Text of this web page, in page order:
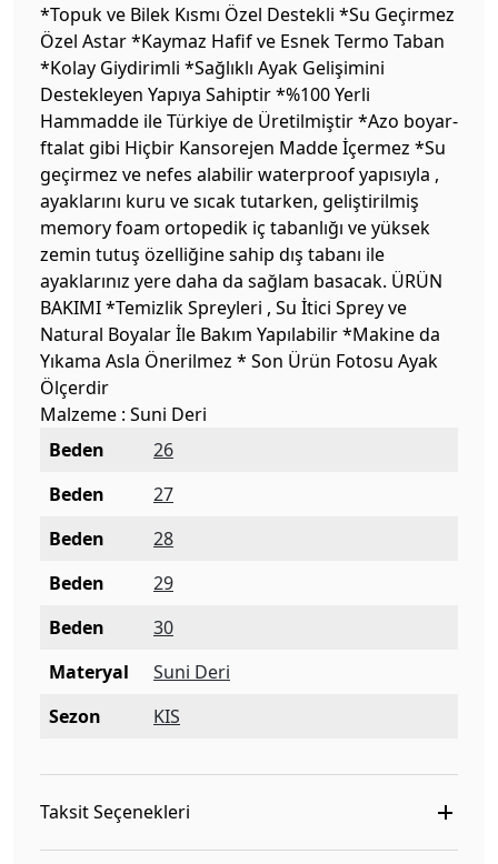
*Topuk ve Bilek Kısmı Özel Destekli *Su Geçirmez
Özel Astar *Kaymaz Hafif ve Esnek Termo Taban
*Kolay Giydirimli *Sağlıklı Ayak Gelişimini
Destekleyen Yapıya Sahiptir *%100 Yerli
Hammadde ile Türkiye de Üretilmiştir *Azo boyar-
ftalat gibi Hiçbir Kansorejen Madde İçermez *Su
geçirmez ve nefes alabilir waterproof yapısıyla ,
ayaklarını kuru ve sıcak tutarken, geliştirilmiş
memory foam ortopedik iç tabanlığı ve yüksek
zemin tutuş özelliğine sahip dış tabanı ile
ayaklarınız yere daha da sağlam basacak. ÜRÜN
BAKIMI *Temizlik Spreyleri , Su İtici Sprey ve
Natural Boyalar İle Bakım Yapılabilir *Makine da
Yıkama Asla Önerilmez * Son Ürün Fotosu Ayak
Ölçerdir
Malzeme : Suni Deri
Beden
26
Beden
27
Beden
28
Beden
29
Beden
30
Materyal
Suni Deri
Sezon
KIS
Taksit Seçenekleri